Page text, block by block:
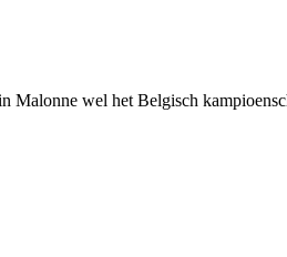
Malonne wel het Belgisch